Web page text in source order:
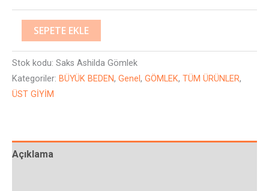
SEPETE EKLE
Stok kodu: Saks Ashilda Gömlek
Kategoriler: BÜYÜK BEDEN, Genel , GÖMLEK, TÜM ÜRÜNLER,
ÜST GİYİM
Açıklama